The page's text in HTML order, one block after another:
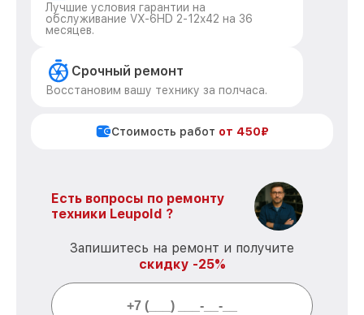
Лучшие условия гарантии на
обслуживание VX-6HD 2-12x42 на 36
месяцев.
Срочный ремонт
Восстановим вашу технику за полчаса.
Стоимость работ от 450₽
Есть вопросы по ремонту
техники Leupold ?
Запишитесь на ремонт и получите
скидку -25%